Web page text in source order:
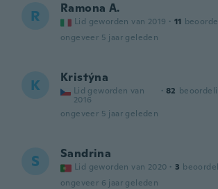
R Ramona A.
Lid geworden van 2019 · 11
ongeveer 5 jaar geleden
K Kristýna
Lid geworden van
2016
· 82
ongeveer 5 jaar geleden
S Sandrina
Lid geworden van 2020 · 3
ongeveer 6 jaar geleden